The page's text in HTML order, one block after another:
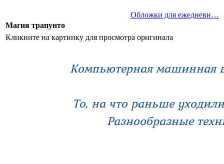
Обложки для ежедневн…
Магия трапунто
Кликните на картинку для просмотра оригинала
Компьютерная машинная
То, на что раньше
Разнообразные